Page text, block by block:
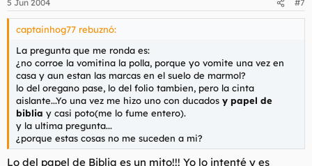
5 Jun 2004 #7
captainhog77 rebuznó:
La pregunta que me ronda es:
¿no corroe la vomitina la polla, porque yo vomite una vez en
casa y aun estan las marcas en el suelo de marmol?
lo del oregano pase, lo del folio tambien, pero la cinta
aislante...Yo una vez me hizo uno con ducados y papel de
biblia y casi poto(me lo fume entero).
y la ultima pregunta...
¿porque estas cosas no me suceden a mi?
Lo del papel de Biblia es un mito!!! Yo lo intenté y es